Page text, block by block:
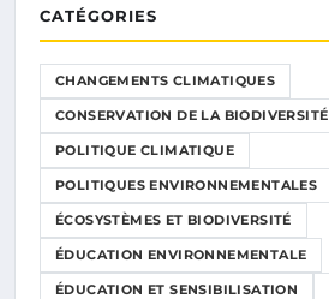
CATÉGORIES
CHANGEMENTS CLIMATIQUES
CONSERVATION DE LA BIODIVERSITÉ
POLITIQUE CLIMATIQUE
POLITIQUES ENVIRONNEMENTALES
ÉCOSYSTÈMES ET BIODIVERSITÉ
ÉDUCATION ENVIRONNEMENTALE
ÉDUCATION ET SENSIBILISATION